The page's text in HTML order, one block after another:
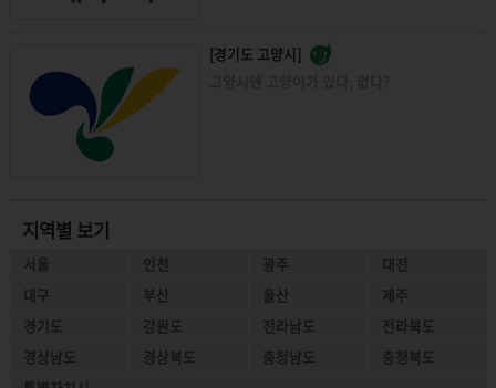
[경기도 고양시]
지역별 보기
서울 인천 광주
대전
대구
부산 울산
제주
경기도
강원도 전라남도
전라북도
경상남도
경상북도 충청남도
충청북도